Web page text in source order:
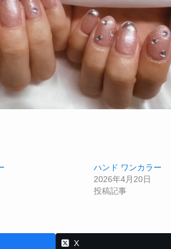
ハンド ワンカラー
2026年4月20日
投稿記事
X